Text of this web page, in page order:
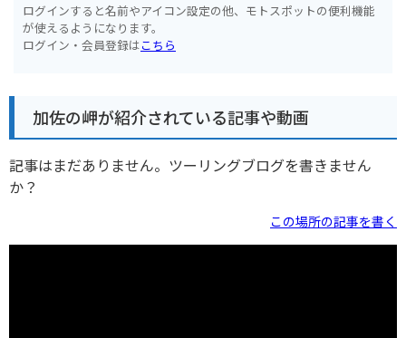
ログインすると名前やアイコン設定の他、モトスポットの便利機能
が使えるようになります。
ログイン・会員登録はこちら
加佐の岬が紹介されている記事や動画
記事はまだありません。ツーリングブログを書きません
か？
この場所の記事を書く